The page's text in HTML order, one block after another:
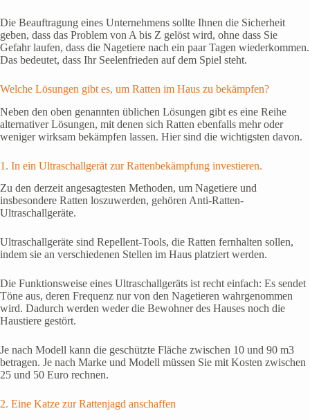
Die Beauftragung eines Unternehmens sollte Ihnen die Sicherheit
geben, dass das Problem von A bis Z gelöst wird, ohne dass Sie
Gefahr laufen, dass die Nagetiere nach ein paar Tagen wiederkommen.
Das bedeutet, dass Ihr Seelenfrieden auf dem Spiel steht.
Welche Lösungen gibt es, um Ratten im Haus zu bekämpfen?
Neben den oben genannten üblichen Lösungen gibt es eine Reihe
alternativer Lösungen, mit denen sich Ratten ebenfalls mehr oder
weniger wirksam bekämpfen lassen. Hier sind die wichtigsten davon.
1. In ein Ultraschallgerät zur Rattenbekämpfung investieren.
Zu den derzeit angesagtesten Methoden, um Nagetiere und
insbesondere Ratten loszuwerden, gehören Anti-Ratten-
Ultraschallgeräte.
Ultraschallgeräte sind Repellent-Tools, die Ratten fernhalten sollen,
indem sie an verschiedenen Stellen im Haus platziert werden.
Die Funktionsweise eines Ultraschallgeräts ist recht einfach: Es sendet
Töne aus, deren Frequenz nur von den Nagetieren wahrgenommen
wird. Dadurch werden weder die Bewohner des Hauses noch die
Haustiere gestört.
Je nach Modell kann die geschützte Fläche zwischen 10 und 90 m3
betragen. Je nach Marke und Modell müssen Sie mit Kosten zwischen
25 und 50 Euro rechnen.
2. Eine Katze zur Rattenjagd anschaffen